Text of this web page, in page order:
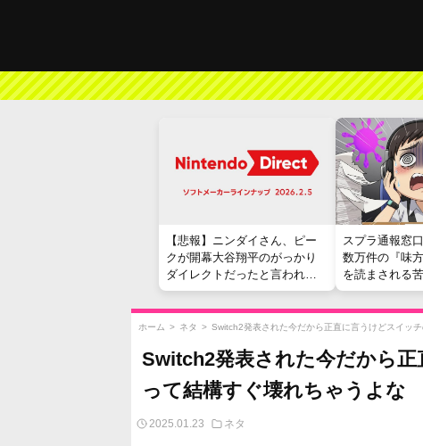
【悲報】ニンダイさん、ピー
クが開幕大谷翔平のがっかり
ダイレクトだったと言われて
しまう
スプラ通報窓
数万件の『味
を読まされる
ホーム > ネタ > Switch2発表された今だから正直に言うけどスイッ
Switch2発表された今だから
って結構すぐ壊れちゃうよな
2025.01.23 ネタ